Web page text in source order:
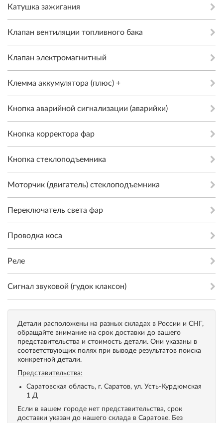
Катушка зажигания
Клапан вентиляции топливного бака
Клапан электромагнитный
Клемма аккумулятора (плюс) +
Кнопка аварийной сигнализации (аварийки)
Кнопка корректора фар
Кнопка стеклоподъемника
Моторчик (двигатель) стеклоподъемника
Переключатель света фар
Проводка коса
Реле
Сигнал звуковой (гудок клаксон)
Детали расположены на разных складах в России и СНГ,
обращайте внимание на срок доставки до вашего
представительства и стоимость детали. Они указаны в
соответствующих полях при выводе результатов поиска
конкретной детали.
Представительства:
Саратовская область, г. Саратов, ул. Усть-Курдюмская
1 Д
Если в вашем городе нет представительства, срок
доставки указан до нашего склада в Саратове. Без